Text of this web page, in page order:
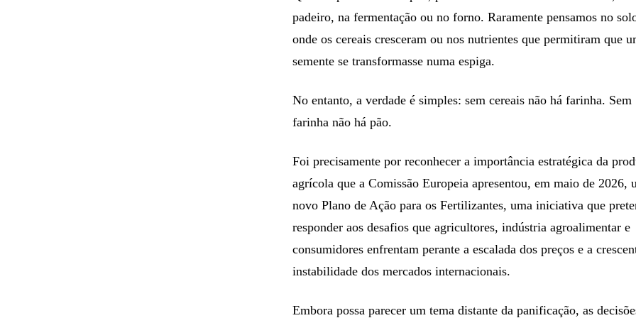
padeiro, na fermentação ou no forno. Raramente pensamos no
onde os cereais cresceram ou nos nutrientes que permitiram que
semente se transformasse numa espiga.
No entanto, a verdade é simples: sem cereais não há farinha. Sem
farinha não há pão.
Foi precisamente por reconhecer a importância estratégica da
agrícola que a Comissão Europeia apresentou, em maio de 2026,
novo Plano de Ação para os Fertilizantes, uma iniciativa que
responder aos desafios que agricultores, indústria agroalimentar e
consumidores enfrentam perante a escalada dos preços e a
instabilidade dos mercados internacionais.
Embora possa parecer um tema distante da panificação, as